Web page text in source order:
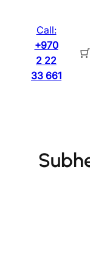
Call:
+970
2 22
33 661